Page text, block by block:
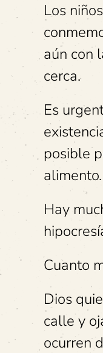
Los
aún con
cerca.
Es
posible
alimento.
Hay
Cuanto
Dios
calle y
ocurren